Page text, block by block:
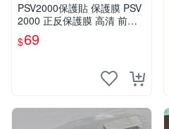
PSV2000保護貼 保護膜 PSV
2000 正反保護膜 高清 前屏
+背後 貼膜 保護貼 高透 屏幕
貼 【有現貨】
$69